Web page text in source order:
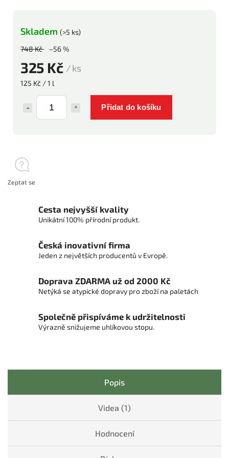
748 Kč –56 %
325 Kč / ks
125 Kč / 1 l
Přidat do košíku
Skladem (>5 ks)
Zeptat se
Cesta nejvyšší kvality
Unikátní 100% přírodní produkt.
Česká inovativní firma
Jeden z největších producentů v Evropě.
Doprava ZDARMA už od 2000 Kč
Netýká se atypické dopravy pro zboží na paletách
Společně přispíváme k udržitelnosti
Výrazně snižujeme uhlíkovou stopu.
Popis
Videa (1)
Hodnocení